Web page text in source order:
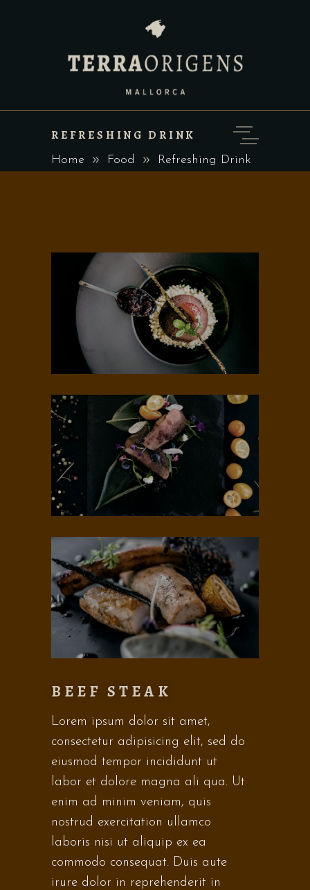
REFRESHING DRINK
Home Food Refreshing Drink
BEEF STEAK
Lorem ipsum dolor sit amet,
consectetur adipisicing elit, sed do
eiusmod tempor incididunt ut
labor et dolore magna ali qua. Ut
enim ad minim veniam, quis
nostrud exercitation ullamco
laboris nisi ut aliquip ex ea
commodo consequat. Duis aute
irure dolor in reprehenderit in